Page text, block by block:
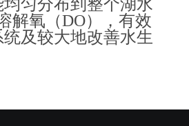
匀分布到整个湖水
解氧（DO），有效
及较大地改善水生